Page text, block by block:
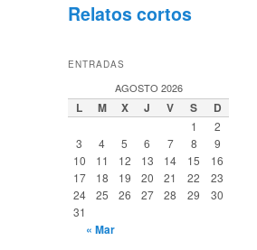
Relatos cortos
ENTRADAS
AGOSTO 2026
L M X J V S D
1
2
3
4 5 6 7 8
9
10
11 12 13 14 15
16
17
18 19 20 21 22
23
24
25 26 27 28 29
30
31
« Mar